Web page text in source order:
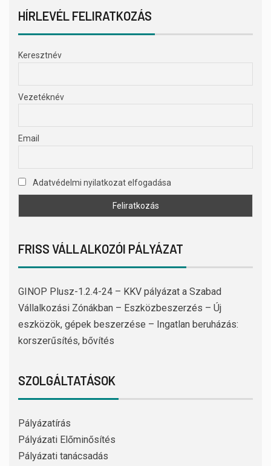
HÍRLEVÉL FELIRATKOZÁS
Keresztnév
Vezetéknév
Email
Adatvédelmi nyilatkozat elfogadása
FRISS VÁLLALKOZÓI PÁLYÁZAT
GINOP Plusz-1.2.4-24 – KKV pályázat a Szabad
Vállalkozási Zónákban – Eszközbeszerzés – Új
eszközök, gépek beszerzése – Ingatlan beruházás:
korszerűsítés, bővítés
SZOLGÁLTATÁSOK
Pályázatírás
Pályázati Előminősítés
Pályázati tanácsadás